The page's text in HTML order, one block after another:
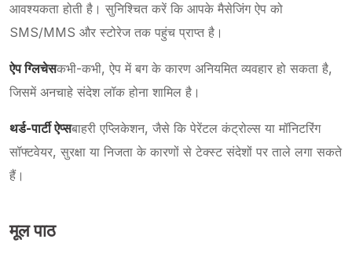
आवश्यकता होती है। सुनिश्चित करें कि आपके मैसेजिंग ऐप को
SMS/MMS और स्टोरेज तक पहुंच प्राप्त है।
ऐप ग्लिचेसकभी-कभी, ऐप में बग के कारण अनियमित व्यवहार हो सकता है,
जिसमें अनचाहे संदेश लॉक होना शामिल है।
थर्ड-पार्टी ऐप्सबाहरी एप्लिकेशन, जैसे कि पेरेंटल कंट्रोल्स या मॉनिटरिंग
सॉफ्टवेयर, सुरक्षा या निजता के कारणों से टेक्स्ट संदेशों पर ताले लगा सकते
हैं।
मूल पाठ